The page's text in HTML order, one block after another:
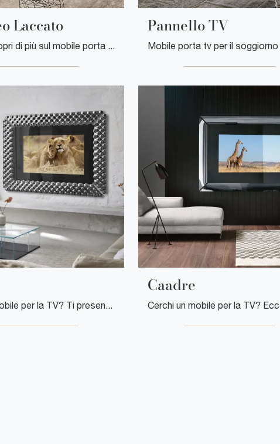
Laccato
Clicca e scopri di più sul mobile porta tv Tv Video Laccato di Sangiacomo: realizzato in laccato opaco, è il prodotto perfetto per spazi moderni.
Pannello TV
Cerchi un mobile per la TV? Ti presentiamo il modello Pop di Fiam in vetro, ideale per spazi moderni.
Caadre